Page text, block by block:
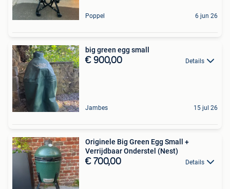
Poppel 6 jun 26
big green egg small
€ 900,00 Details
Jambes 15 jul 26
Originele Big Green Egg Small +
Verrijdbaar Onderstel (Nest)
€ 700,00 Details